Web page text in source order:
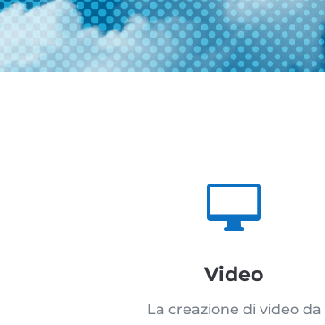

Video
La creazione di video da